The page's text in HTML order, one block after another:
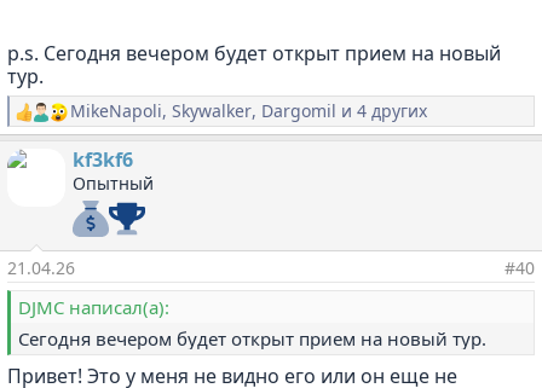
p.s. Сегодня вечером будет открыт прием на новый
тур.
Р
е
а
:
MikeNapoli, Skywalker, Dargomil и 4 других
kf3kf6
Опытный
21.04.26 #40
DJMC написал(а):
Сегодня вечером будет открыт прием на новый тур.
Привет! Это у меня не видно его или он еще не